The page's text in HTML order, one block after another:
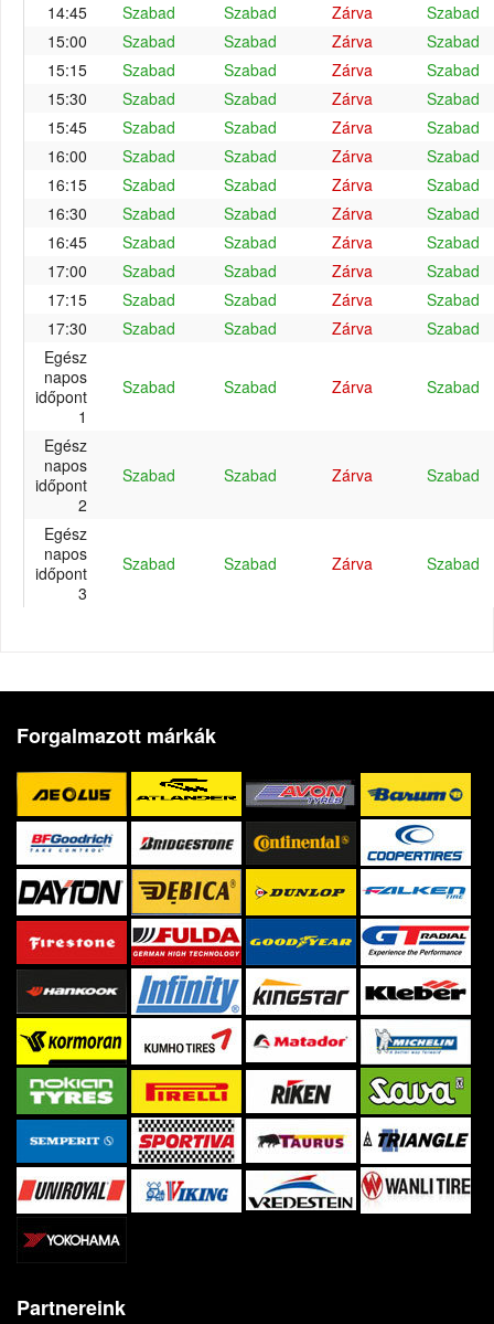
14:45
Szabad Szabad Zárva
Szabad
15:00
Szabad Szabad Zárva
Szabad
15:15
Szabad Szabad Zárva
Szabad
15:30
Szabad Szabad Zárva
Szabad
15:45
Szabad Szabad Zárva
Szabad
16:00
Szabad Szabad Zárva
Szabad
16:15
Szabad Szabad Zárva
Szabad
16:30
Szabad Szabad Zárva
Szabad
16:45
Szabad Szabad Zárva
Szabad
17:00
Szabad Szabad Zárva
Szabad
17:15
Szabad Szabad Zárva
Szabad
17:30
Szabad Szabad Zárva
Szabad
Egész
napos
időpont
1
Szabad Szabad Zárva Szabad
Egész
napos
időpont
2
Szabad Szabad Zárva Szabad
Egész
napos
időpont
3
Szabad Szabad Zárva Szabad
Forgalmazott márkák
Partnereink